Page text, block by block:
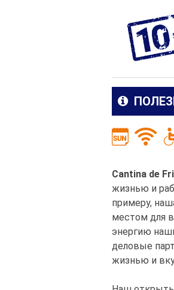
Cantina de
жизнью и
примеру,
местом для
энергию
деловые
жизнью и